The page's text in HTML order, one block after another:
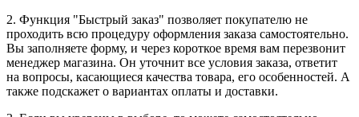
2. Функция "Быстрый заказ" позволяет покупателю не
проходить всю процедуру оформления заказа самостоятельно.
Вы заполняете форму, и через короткое время вам перезвонит
менеджер магазина. Он уточнит все условия заказа, ответит
на вопросы, касающиеся качества товара, его особенностей. А
также подскажет о вариантах оплаты и доставки.